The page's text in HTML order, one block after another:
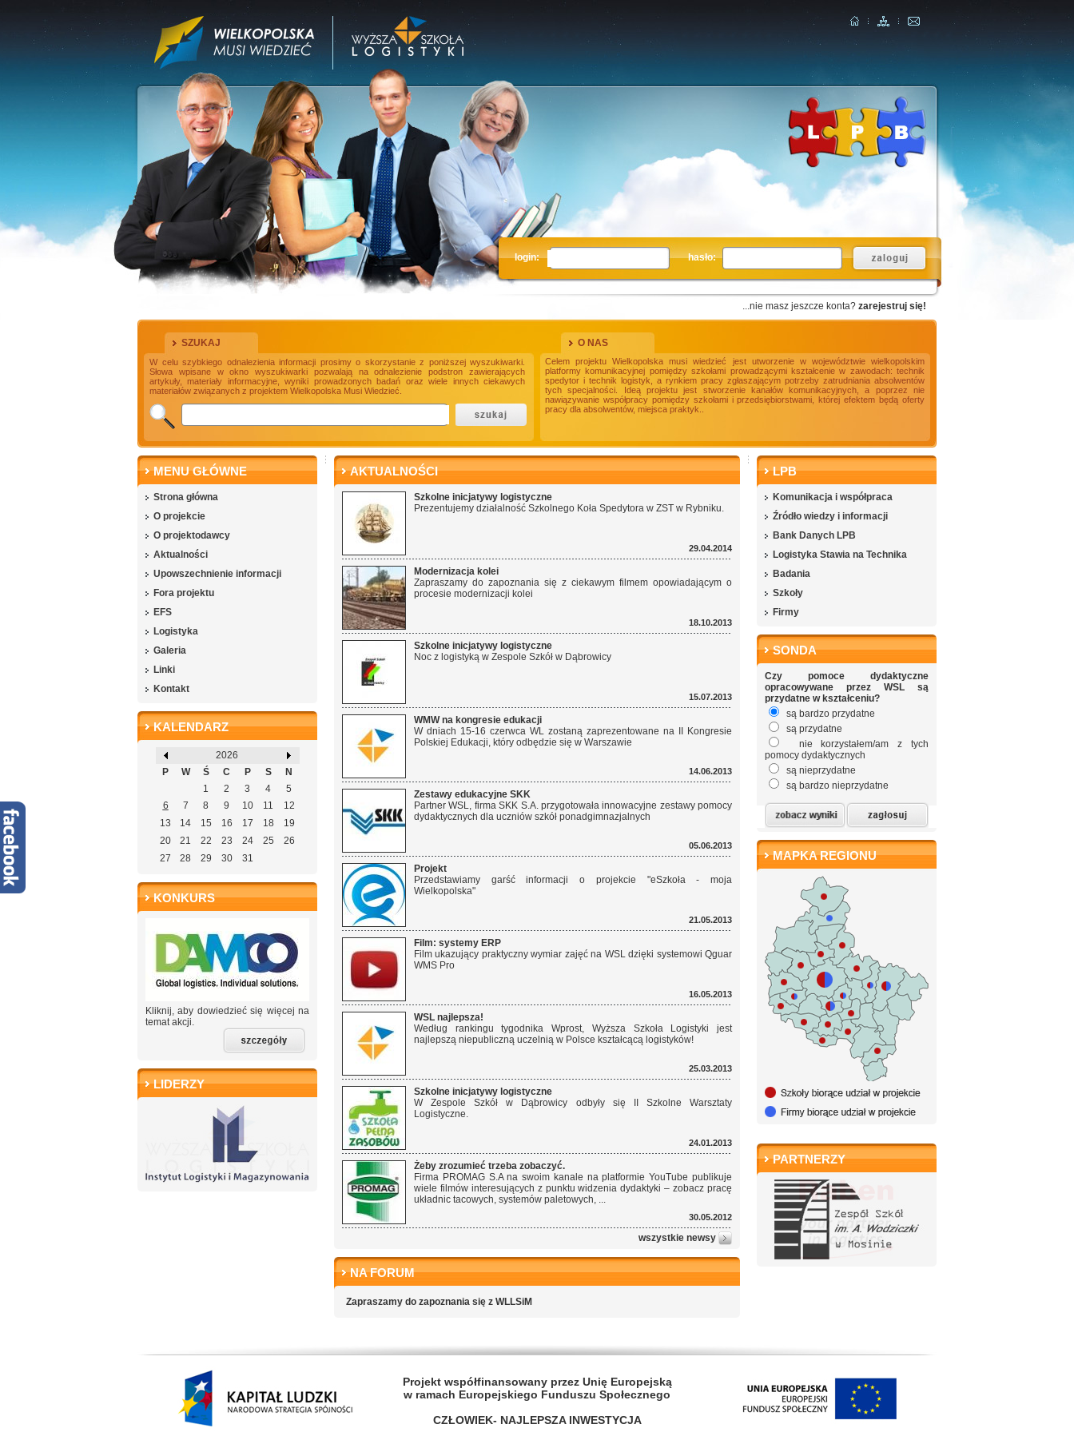
login: hasło:
...nie masz jeszcze konta? zarejestruj się!
SZUKAJ
W celu szybkiego odnalezienia informacji prosimy o skorzystanie z poniższej wyszukiwarki.
Słowa wpisane w okno wyszukiwarki pozwalają na odnalezienie podstron zawierających
artykuły, materiały informacyjne, wyniki prowadzonych badań oraz wiele innych ciekawych
materiałów związanych z projektem Wielkopolska Musi Wiedzieć.
O NAS
Celem projektu Wielkopolska musi wiedzieć jest utworzenie w województwie wielkopolskim
platformy komunikacyjnej pomiędzy szkołami prowadzącymi kształcenie w zawodach: technik
spedytor i technik logistyk, a rynkiem pracy zgłaszającym potrzeby zatrudniania absolwentów
tych specjalności. Ideą projektu jest stworzenie kanałów komunikacyjnych, a poprzez nie
nawiązywanie współpracy pomiędzy szkołami i przedsiębiorstwami, której efektem będą oferty
pracy dla absolwentów, miejsca praktyk..
MENU GŁÓWNE
Strona główna
O projekcie
O projektodawcy
Aktualności
Upowszechnienie informacji
Fora projektu
EFS
Logistyka
Galeria
Linki
Kontakt
KALENDARZ
2026
P
W Ś C P S
N
1
2 3 4
5
6
7 8 9 10 11
12
13
14 15 16 17 18
19
20
21 22 23 24 25
26
27
28 29 30 31
KONKURS
Kliknij, aby dowiedzieć się więcej na
temat akcji.
LIDERZY
AKTUALNOŚCI
Szkolne inicjatywy logistyczne
Prezentujemy działalność Szkolnego Koła Spedytora w ZST w Rybniku.
29.04.2014
Modernizacja kolei
Zapraszamy do zapoznania się z ciekawym filmem opowiadającym o
procesie modernizacji kolei
18.10.2013
Szkolne inicjatywy logistyczne
Noc z logistyką w Zespole Szkół w Dąbrowicy
15.07.2013
WMW na kongresie edukacji
W dniach 15-16 czerwca WL zostaną zaprezentowane na II Kongresie
Polskiej Edukacji, który odbędzie się w Warszawie
14.06.2013
Zestawy edukacyjne SKK
Partner WSL, firma SKK S.A. przygotowała innowacyjne zestawy pomocy
dydaktycznych dla uczniów szkół ponadgimnazjalnych
05.06.2013
Projekt
Przedstawiamy garść informacji o projekcie "eSzkoła - moja
Wielkopolska"
21.05.2013
Film: systemy ERP
Film ukazujący praktyczny wymiar zajęć na WSL dzięki systemowi Qguar
WMS Pro
16.05.2013
WSL najlepsza!
Według rankingu tygodnika Wprost, Wyższa Szkoła Logistyki jest
najlepszą niepubliczną uczelnią w Polsce kształcącą logistyków!
25.03.2013
Szkolne inicjatywy logistyczne
W Zespole Szkół w Dąbrowicy odbyły się II Szkolne Warsztaty
Logistyczne.
24.01.2013
Żeby zrozumieć trzeba zobaczyć.
Firma PROMAG S.A na swoim kanale na platformie YouTube publikuje
wiele filmów interesujących z punktu widzenia dydaktyki – zobacz pracę
układnic tacowych, systemów paletowych, ...
30.05.2012
wszystkie newsy
NA FORUM
Zapraszamy do zapoznania się z WLLSiM
LPB
Komunikacja i współpraca
Źródło wiedzy i informacji
Bank Danych LPB
Logistyka Stawia na Technika
Badania
Szkoły
Firmy
SONDA
Czy pomoce dydaktyczne
opracowywane przez WSL są
przydatne w kształceniu?
są bardzo przydatne
są przydatne
nie korzystałem/am z tych
pomocy dydaktycznych
są nieprzydatne
są bardzo nieprzydatne
MAPKA REGIONU
PARTNERZY
Projekt współfinansowany przez Unię Europejską
w ramach Europejskiego Funduszu Społecznego
CZŁOWIEK- NAJLEPSZA INWESTYCJA